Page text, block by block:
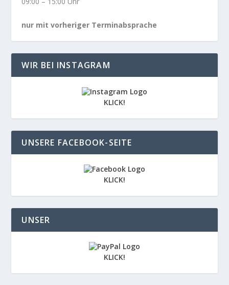
nur mit vorheriger Terminabsprache
WIR BEI INSTAGRAM
KLICK!
UNSERE FACEBOOK-SEITE
KLICK!
UNSER
KLICK!